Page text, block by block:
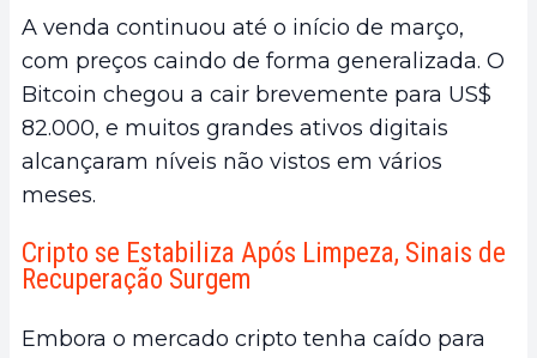
A venda continuou até o início de março,
com preços caindo de forma generalizada. O
Bitcoin chegou a cair brevemente para US$
82.000, e muitos grandes ativos digitais
alcançaram níveis não vistos em vários
meses.
Cripto se Estabiliza Após Limpeza, Sinais de
Recuperação Surgem
Embora o mercado cripto tenha caído para